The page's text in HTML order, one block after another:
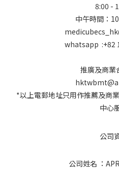
8:00 -
中午時間：
whatsapp :+82
推廣及商業
*以上電郵地址只用作推薦及商
中心
公司
公司姓名 ：